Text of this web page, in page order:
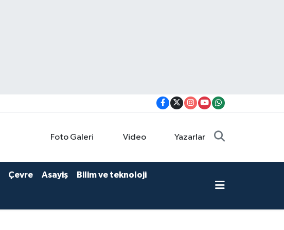
Foto Galeri Video Yazarlar
Çevre Asayiş Bilim ve teknoloji